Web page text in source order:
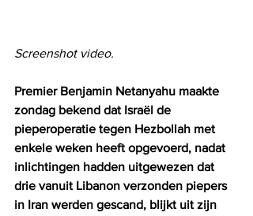
Screenshot video.
Premier Benjamin Netanyahu maakte
zondag bekend dat Israël de
pieperoperatie tegen Hezbollah met
enkele weken heeft opgevoerd, nadat
inlichtingen hadden uitgewezen dat
drie vanuit Libanon verzonden piepers
in Iran werden gescand, blijkt uit zijn